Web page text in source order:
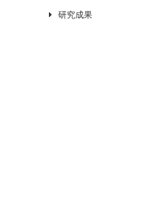
研究成果